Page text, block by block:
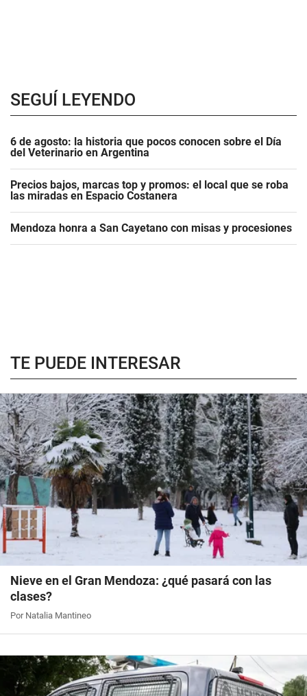
SEGUÍ LEYENDO
6 de agosto: la historia que pocos conocen sobre el Día
del Veterinario en Argentina
Precios bajos, marcas top y promos: el local que se roba
las miradas en Espacio Costanera
Mendoza honra a San Cayetano con misas y procesiones
TE PUEDE INTERESAR
Nieve en el Gran Mendoza: ¿qué pasará con las
clases?
Por Natalia Mantineo